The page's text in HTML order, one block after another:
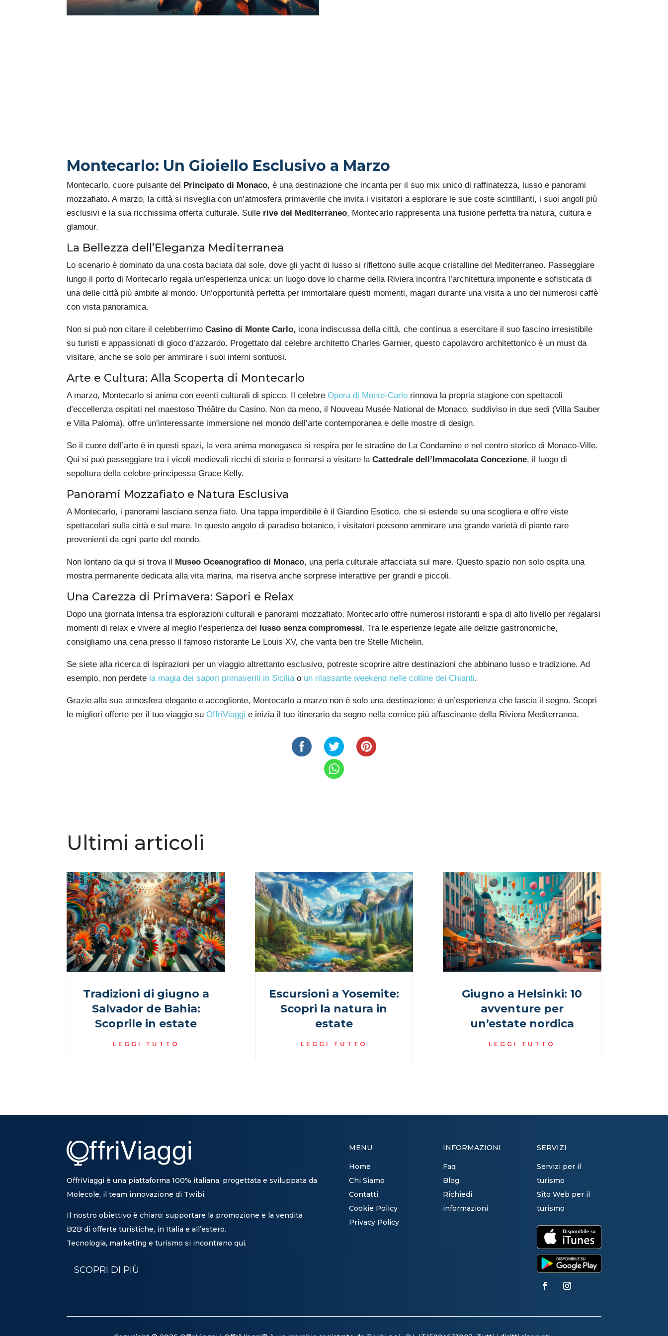
Montecarlo: Un Gioiello Esclusivo a Marzo
Montecarlo, cuore pulsante del Principato di Monaco, è una destinazione che incanta per il suo mix unico di raffinatezza, lusso e panorami
mozzafiato. A marzo, la città si risveglia con un’atmosfera primaverile che invita i visitatori a esplorare le sue coste scintillanti, i suoi angoli più
esclusivi e la sua ricchissima offerta culturale. Sulle rive del Mediterraneo, Montecarlo rappresenta una fusione perfetta tra natura, cultura e
glamour.
La Bellezza dell’Eleganza Mediterranea
Lo scenario è dominato da una costa baciata dal sole, dove gli yacht di lusso si riflettono sulle acque cristalline del Mediterraneo. Passeggiare
lungo il porto di Montecarlo regala un’esperienza unica: un luogo dove lo charme della Riviera incontra l’architettura imponente e sofisticata di
una delle città più ambite al mondo. Un’opportunità perfetta per immortalare questi momenti, magari durante una visita a uno dei numerosi caffè
con vista panoramica.
Non si può non citare il celebberrimoCasino di Monte Carlo, icona indiscussa della città, che continua a esercitare il suo fascino irresistibile
su turisti e appassionati di gioco d’azzardo. Progettato dal celebre architetto Charles Garnier, questo capolavoro architettonico è un must da
visitare, anche se solo per ammirare i suoi interni sontuosi.
Arte e Cultura: Alla Scoperta di Montecarlo
A marzo, Montecarlo si anima con eventi culturali di spicco. Il celebreOpera di Monte-Carlo rinnova la propria stagione con spettacoli
d’eccellenza ospitati nel maestoso Théâtre du Casino. Non da meno, il Nouveau Musée National de Monaco, suddiviso in due sedi (Villa Sauber
e Villa Paloma), offre un’interessante immersione nel mondo dell’arte contemporanea e delle mostre di design.
Se il cuore dell’arte è in questi spazi, la vera anima monegasca si respira per le stradine de La Condamine e nel centro storico di Monaco-Ville.
Qui si può passeggiare tra i vicoli medievali ricchi di storia e fermarsi a visitare laCattedrale dell’Immacolata Concezione, il luogo di
sepoltura della celebre principessa Grace Kelly.
Panorami Mozzafiato e Natura Esclusiva
A Montecarlo, i panorami lasciano senza fiato. Una tappa imperdibile è il Giardino Esotico, che si estende su una scogliera e offre viste
spettacolari sulla città e sul mare. In questo angolo di paradiso botanico, i visitatori possono ammirare una grande varietà di piante rare
provenienti da ogni parte del mondo.
Non lontano da qui si trova il Museo Oceanografico di Monaco, una perla culturale affacciata sul mare. Questo spazio non solo ospita una
mostra permanente dedicata alla vita marina, ma riserva anche sorprese interattive per grandi e piccoli.
Una Carezza di Primavera: Sapori e Relax
Dopo una giornata intensa tra esplorazioni culturali e panorami mozzafiato, Montecarlo offre numerosi ristoranti e spa di alto livello per regalarsi
momenti di relax e vivere al meglio l’esperienza del
lusso senza compromessi. Tra le esperienze legate alle delizie gastronomiche,
consigliamo una cena presso il famoso ristorante Le Louis XV, che vanta ben tre Stelle Michelin.
Se siete alla ricerca di ispirazioni per un viaggio altrettanto esclusivo, potreste scoprire altre destinazioni che abbinano lusso e tradizione. Ad
esempio, non perdete la magia dei sapori primaverili in Siciliao un rilassante weekend nelle colline del Chianti.
Grazie alla sua atmosfera elegante e accogliente, Montecarlo a marzo non è solo una destinazione: è un’esperienza che lascia il segno. Scopri
le migliori offerte per il tuo viaggio suOffriViaggi e inizia il tuo itinerario da sogno nella cornice più affascinante della Riviera Mediterranea.
Ultimi articoli
Tradizioni di giugno a
Salvador de Bahia:
Scoprile in estate
LEGGI TUTTO
Escursioni a Yosemite:
Scopri la natura in
estate
LEGGI TUTTO
Giugno a Helsinki: 10
avventure per
un’estate nordica
LEGGI TUTTO
OffriViaggi è una piattaforma 100% italiana, progettata e sviluppata da
Molecole, il team innovazione di Twibi.
Il nostro obiettivo è chiaro: supportare la promozione e la vendita
B2B di offerte turistiche, in Italia e all’estero.
Tecnologia, marketing e turismo si incontrano qui.
SCOPRI DI PIÙ
MENU
Home
Chi Siamo
Contatti
Cookie Policy
Privacy Policy
INFORMAZIONI
Faq
Blog
Richiedi
informazioni
SERVIZI
Servizi per il
turismo
Sito Web per il
turismo